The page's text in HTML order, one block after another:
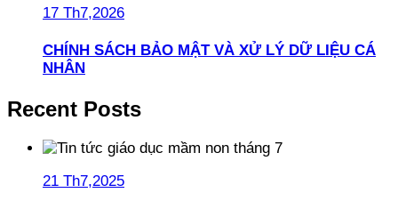
17 Th7,2026
CHÍNH SÁCH BẢO MẬT VÀ XỬ LÝ DỮ LIỆU CÁ
NHÂN
Recent Posts
21 Th7,2025